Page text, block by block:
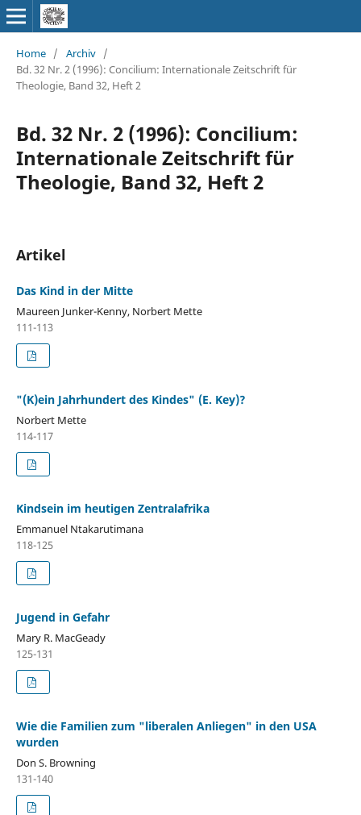
Home / Archiv /
Bd. 32 Nr. 2 (1996): Concilium: Internationale Zeitschrift für
Theologie, Band 32, Heft 2
Bd. 32 Nr. 2 (1996): Concilium:
Internationale Zeitschrift für
Theologie, Band 32, Heft 2
Artikel
Das Kind in der Mitte
Maureen Junker-Kenny, Norbert Mette
111-113
"(K)ein Jahrhundert des Kindes" (E. Key)?
Norbert Mette
114-117
Kindsein im heutigen Zentralafrika
Emmanuel Ntakarutimana
118-125
Jugend in Gefahr
Mary R. MacGeady
125-131
Wie die Familien zum "liberalen Anliegen" in den USA
wurden
Don S. Browning
131-140